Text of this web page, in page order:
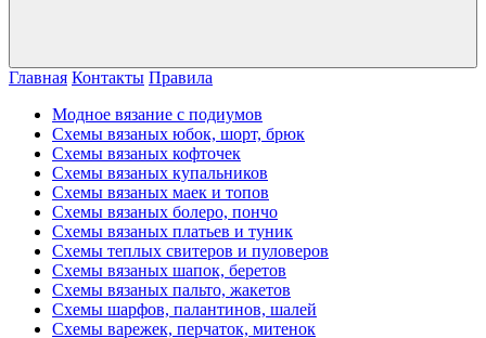
Главная Контакты Правила
Модное вязание с подиумов
Схемы вязаных юбок, шорт, брюк
Схемы вязаных кофточек
Схемы вязаных купальников
Схемы вязаных маек и топов
Схемы вязаных болеро, пончо
Схемы вязаных платьев и туник
Схемы теплых свитеров и пуловеров
Схемы вязаных шапок, беретов
Схемы вязаных пальто, жакетов
Схемы шарфов, палантинов, шалей
Схемы варежек, перчаток, митенок